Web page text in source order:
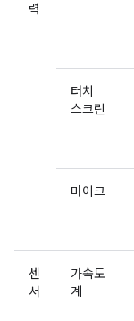
력
터치
스크린
마이크
센
서
가속도
계